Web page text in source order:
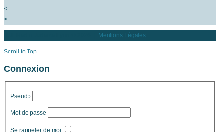
<
>
Mentions Légales
Scroll to Top
Connexion
Pseudo
Mot de passe
Se rappeler de moi